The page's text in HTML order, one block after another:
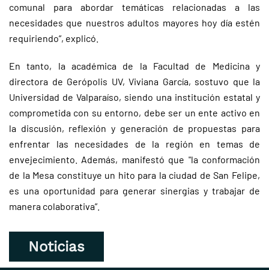
comunal para abordar temáticas relacionadas a las
necesidades que nuestros adultos mayores hoy día estén
requiriendo”, explicó.
En tanto, la académica de la Facultad de Medicina y
directora de Gerópolis UV, Viviana García, sostuvo que la
Universidad de Valparaíso, siendo una institución estatal y
comprometida con su entorno, debe ser un ente activo en
la discusión, reflexión y generación de propuestas para
enfrentar las necesidades de la región en temas de
envejecimiento. Además, manifestó que "la conformación
de la Mesa constituye un hito para la ciudad de San Felipe,
es una oportunidad para generar sinergias y trabajar de
manera colaborativa”.
Noticias